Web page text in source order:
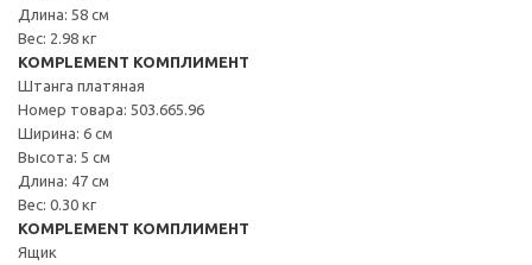
Длина: 58 см
Вес: 2.98 кг
KOMPLEMENT КОМПЛИМЕНТ
Штанга платяная
Номер товара: 503.665.96
Ширина: 6 см
Высота: 5 см
Длина: 47 см
Вес: 0.30 кг
KOMPLEMENT КОМПЛИМЕНТ
Ящик